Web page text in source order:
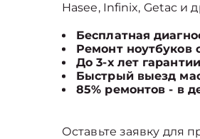
Hasee, Infinix, Getac и
Бесплатная
Ремонт ноутбуков
До 3-х лет
Быстрый выезд
85% ремонтов - в
Оставьте заявку для